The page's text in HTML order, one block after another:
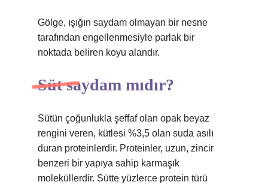
Gölge, ışığın saydam olmayan bir nesne
tarafından engellenmesiyle parlak bir
noktada beliren koyu alandır.
Süt saydam mıdır?
Sütün çoğunlukla şeffaf olan opak beyaz
rengini veren, kütlesi %3,5 olan suda asılı
duran proteinlerdir. Proteinler, uzun, zincir
benzeri bir yapıya sahip karmaşık
moleküllerdir. Sütte yüzlerce protein türü